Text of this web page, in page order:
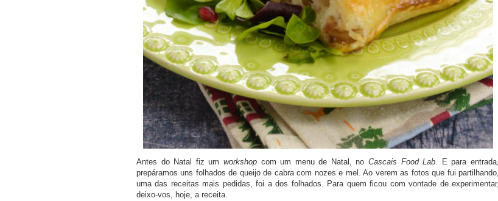
Antes do Natal fiz um workshopcom um menu de Natal, noCascais Food Lab . E para entrada,
prepáramos uns folhados de queijo de cabra com nozes e mel. Ao verem as fotos que fui partilhando,
uma das receitas mais pedidas, foi a dos folhados. Para quem ficou com vontade de experimentar,
deixo-vos, hoje, a receita.